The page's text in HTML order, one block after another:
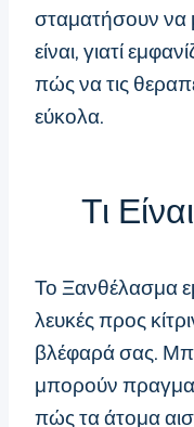
σταματήσουν να
είναι, γιατί
πώς να τις
εύκολα.
Τι
Το Ξανθέλασμα
λευκές προς
βλέφαρά σας.
μπορούν
πώς τα άτομα